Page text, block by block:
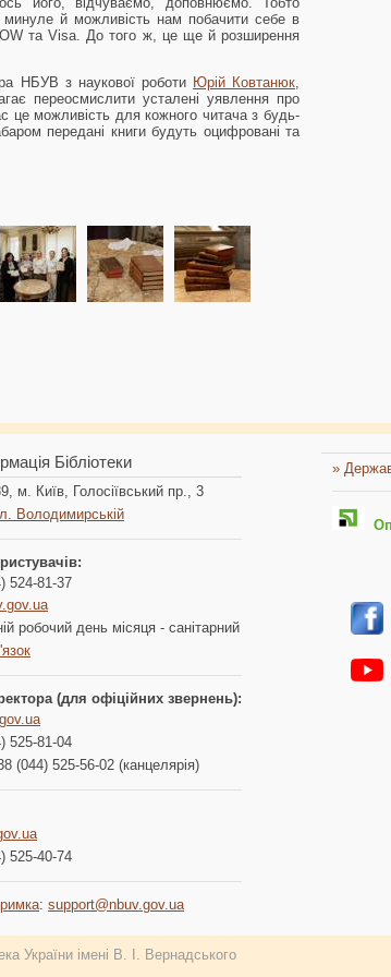
минуле й можливість нам побачити себе в
та Visa. До того ж, це ще й розширення
НБУВ з наукової роботи Юрій Ковтанюк
переосмислити усталені уявлення про
це можливість для кожного читача з будь-
передані книги будуть оцифровані та
Бібліотеки
м. Київ, Голосіївський пр., 3
Володимирській
524-81-37
робочий день місяця - санітарний
(для офіційних звернень):
525-81-04
(044) 525-56-02 (канцелярія)
525-40-74
: support@nbuv.gov.ua
»
України імені В. І. Вернадського